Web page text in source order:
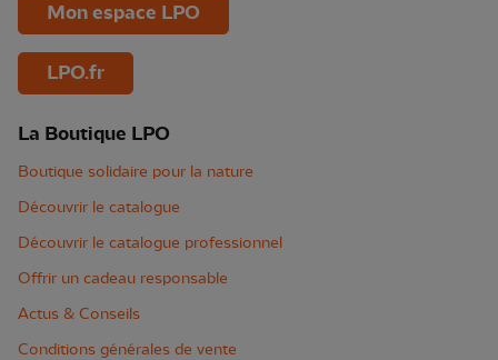
Mon espace LPO
LPO.fr
La Boutique LPO
Boutique solidaire pour la nature
Découvrir le catalogue
Découvrir le catalogue professionnel
Offrir un cadeau responsable
Actus & Conseils
Conditions générales de vente